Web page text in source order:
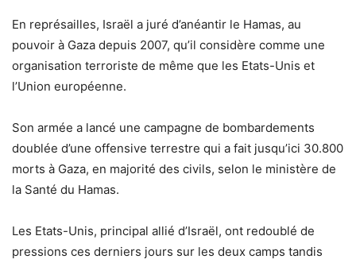
En représailles, Israël a juré d’anéantir le Hamas, au
pouvoir à Gaza depuis 2007, qu’il considère comme une
organisation terroriste de même que les Etats-Unis et
l’Union européenne.
Son armée a lancé une campagne de bombardements
doublée d’une offensive terrestre qui a fait jusqu’ici 30.800
morts à Gaza, en majorité des civils, selon le ministère de
la Santé du Hamas.
Les Etats-Unis, principal allié d’Israël, ont redoublé de
pressions ces derniers jours sur les deux camps tandis